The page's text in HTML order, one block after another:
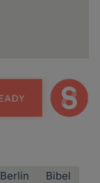
Berlin Bibel